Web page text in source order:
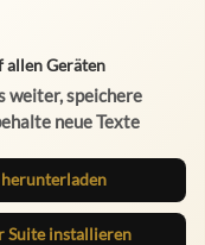
Suite installieren